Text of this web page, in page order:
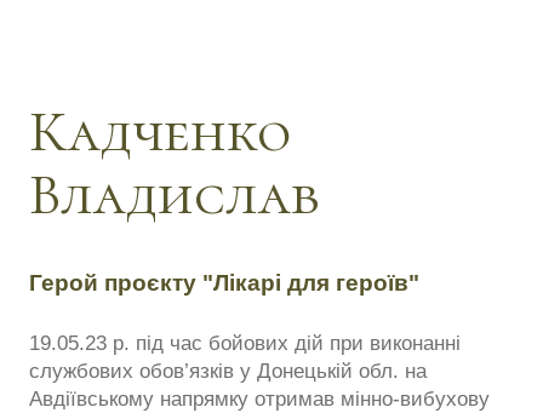
Кадченко
Владислав
Герой проєкту "Лікарі для героїв"
19.05.23 р. під час бойових дій при виконанні
службових обов’язків у Донецькій обл. на
Авдіївському напрямку отримав мінно-вибухову